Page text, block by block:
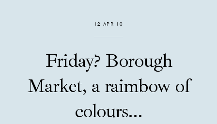
12 APR 10
Friday? Borough
Market, a raimbow of
colours...